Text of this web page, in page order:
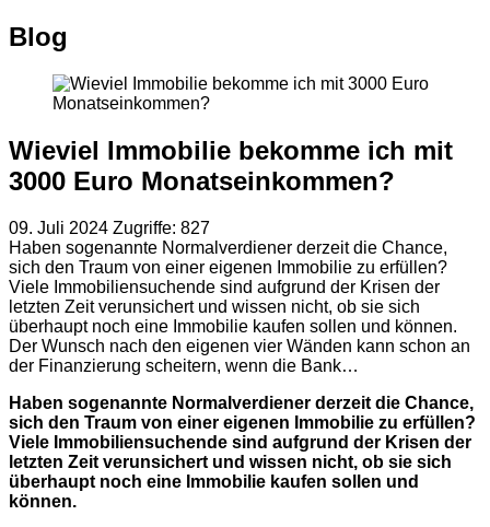
Blog
Wieviel Immobilie bekomme ich mit
3000 Euro Monatseinkommen?
09. Juli 2024 Zugriffe: 827
Haben sogenannte Normalverdiener derzeit die Chance,
sich den Traum von einer eigenen Immobilie zu erfüllen?
Viele Immobiliensuchende sind aufgrund der Krisen der
letzten Zeit verunsichert und wissen nicht, ob sie sich
überhaupt noch eine Immobilie kaufen sollen und können.
Der Wunsch nach den eigenen vier Wänden kann schon an
der Finanzierung scheitern, wenn die Bank…
Haben sogenannte Normalverdiener derzeit die Chance,
sich den Traum von einer eigenen Immobilie zu erfüllen?
Viele Immobiliensuchende sind aufgrund der Krisen der
letzten Zeit verunsichert und wissen nicht, ob sie sich
überhaupt noch eine Immobilie kaufen sollen und
können.